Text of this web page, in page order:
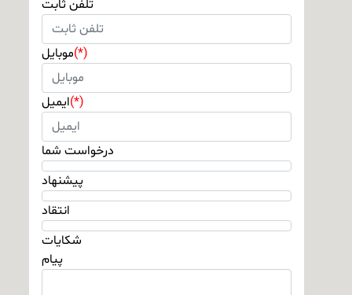
تلفن ثابت
موبایل(*)
ایمیل(*)
درخواست شما
پیشنهاد
انتقاد
شکایات
پیام